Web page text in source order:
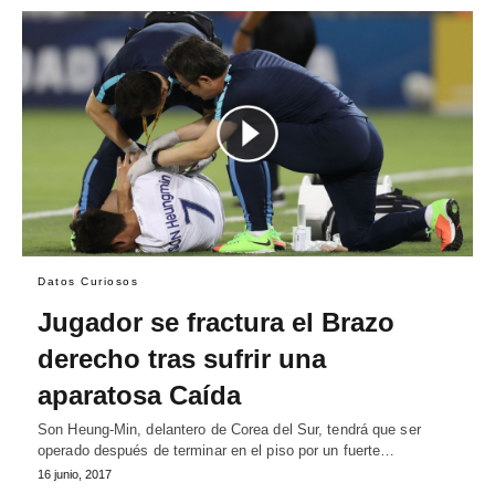
Datos Curiosos
Jugador se fractura el Brazo
derecho tras sufrir una
aparatosa Caída
Son Heung-Min, delantero de Corea del Sur, tendrá que ser
operado después de terminar en el piso por un fuerte…
16 junio, 2017